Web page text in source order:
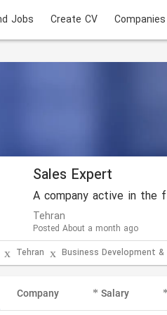
Jobs Create CV
Sales Expert
A company active in the
Tehran
Posted About a month ago
Tehran Business Development
Company Salary